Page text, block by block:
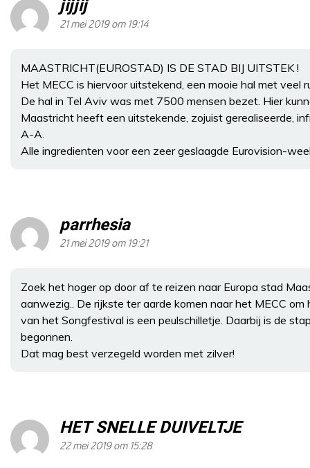
jijjij
21 mei 2019 om 19:14
MAASTRICHT(EUROSTAD) IS DE STAD BIJ UITSTEK !
Het MECC is hiervoor uitstekend, een mooie hal met veel
De hal in Tel Aviv was met 7500 mensen bezet. Hier
Maastricht heeft een uitstekende, zojuist gerealiseerde,
A-A.
Alle ingredienten voor een zeer geslaagde Eurovision-
parrhesia
21 mei 2019 om 19:21
Zoek het hoger op door af te reizen naar Europa stad
aanwezig.. De rijkste ter aarde komen naar het MECC
van het Songfestival is een peulschilletje. Daarbij is de
begonnen.
Dat mag best verzegeld worden met zilver!
HET SNELLE DUIVELTJE
22 mei 2019 om 15:28